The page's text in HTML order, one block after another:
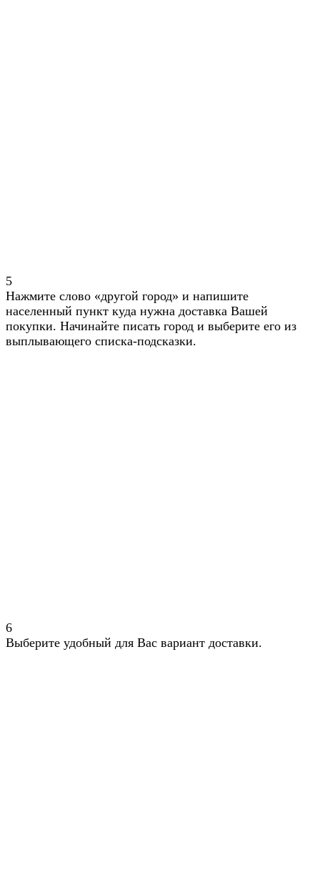
5
Нажмите слово «другой город» и напишите
населенный пункт куда нужна доставка Вашей
покупки. Начинайте писать город и выберите его из
выплывающего списка-подсказки.
6
Выберите удобный для Вас вариант доставки.